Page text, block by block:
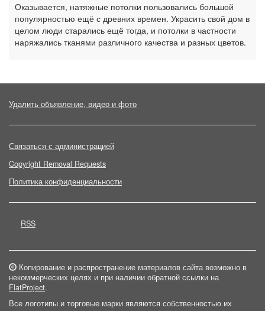
Оказывается, натяжные потолки пользовались большой
популярностью ещё с древних времен. Украсить свой дом в
целом люди старались ещё тогда, и потолки в частности
наряжались тканями различного качества и разных цветов.
Удалить объявление, видео и фото
Связаться с администрацией
Copyright Removal Requests
Политика конфиденциальности
RSS
Копирование и распространение материалов сайта возможно в
некоммерческих целях и при наличии обратной ссылки на
FlatProject.
Все логотипы и торговые марки являются собственностью их